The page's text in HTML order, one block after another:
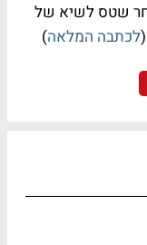
לאחר שטס לשיא של
לכתבה המלאה)